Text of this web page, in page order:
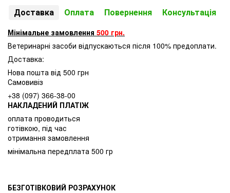
Доставка Оплата Повернення Консультація
Мінімальне замовлення 500 грн.
Ветеринарні засоби відпускаються після 100% предоплати.
Доставка:
Нова пошта від 500 грн
Самовивіз
+38 (097) 366-38-00
НАКЛАДЕНИЙ ПЛАТІЖ
оплата проводиться
готівкою, під час
отримання замовлення
мінімальна передплата 500 гр
БЕЗГОТІВКОВИЙ РОЗРАХУНОК